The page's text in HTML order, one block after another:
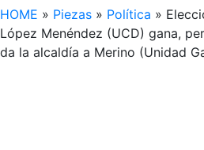
HOME » Piezas » Política »
López Menéndez (UCD) gana,
da la alcaldía a Merino (Unidad